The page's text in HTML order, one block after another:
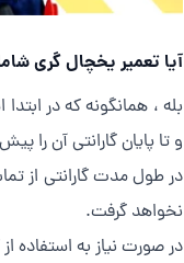
آیا تعمیر یخچال گری
و تا پایان گارانتی آن را
در طول مدت گارانتی از
نخواهد گرفت.
در صورت نیاز به استفاده